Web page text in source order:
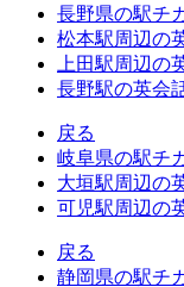
長野県の駅チ
松本駅周辺の
上田駅周辺の
長野駅の英会
戻る
岐阜県の駅チ
大垣駅周辺の
可児駅周辺の
戻る
静岡県の駅チ